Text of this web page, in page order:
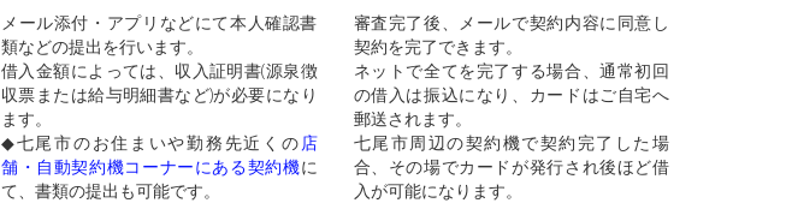
メール添付・アプリなどにて本人確認書
類などの提出を行います。
借入金額によっては、収入証明書(源泉徴
収票または給与明細書など)が必要になり
ます。
◆七尾市のお住まいや勤務先近くの店
舗・自動契約機コーナーにある契約機に
て、書類の提出も可能です。
審査完了後、メールで契約内容に同意し
契約を完了できます。
ネットで全てを完了する場合、通常初回
の借入は振込になり、カードはご自宅へ
郵送されます。
七尾市周辺の契約機で契約完了した場
合、その場でカードが発行され後ほど借
入が可能になります。